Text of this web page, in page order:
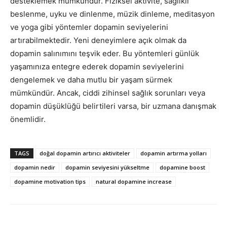
beslenme, uyku ve dinlenme, müzik dinleme, meditasyon
ve yoga gibi yöntemler dopamin seviyelerini
artırabilmektedir. Yeni deneyimlere açık olmak da
dopamin salınımını teşvik eder. Bu yöntemleri günlük
yaşamınıza entegre ederek dopamin seviyelerini
dengelemek ve daha mutlu bir yaşam sürmek
mümkündür. Ancak, ciddi zihinsel sağlık sorunları veya
dopamin düşüklüğü belirtileri varsa, bir uzmana danışmak
önemlidir.
TAGS doğal dopamin artırıcı aktiviteler
dopamin artırma yolları
dopamin nedir
dopamin seviyesini yükseltme
dopamine boost
dopamine motivation tips
natural dopamine increase